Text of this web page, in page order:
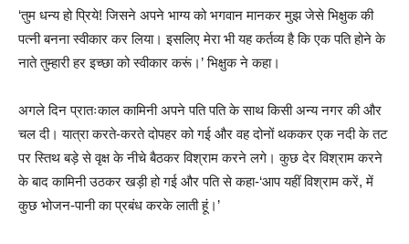
‘तुम धन्य हो प्रिये! जिसने अपने भाग्य को भगवान मानकर मुझ जेसे भिक्षुक की
पत्नी बनना स्वीकार कर लिया। इसलिए मेरा भी यह कर्तव्य है कि एक पति होने के
नाते तुम्हारी हर इच्छा को स्वीकार करूं।’ भिक्षुक ने कहा।
अगले दिन प्रातःकाल कामिनी अपने पति पति के साथ किसी अन्य नगर की और
चल दी। यात्रा करते-करते दोपहर को गई और वह दोनों थककर एक नदी के तट
पर स्तिथ बड़े से वृक्ष के नीचे बैठकर विश्राम करने लगे। कुछ देर विश्राम करने
के बाद कामिनी उठकर खड़ी हो गई और पति से कहा-‘आप यहीं विश्राम करें, में
कुछ भोजन-पानी का प्रबंध करके लाती हूं।’